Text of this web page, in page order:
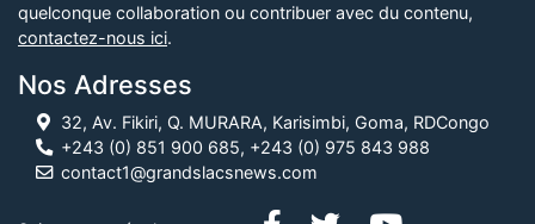
quelconque collaboration ou contribuer avec du contenu,
contactez-nous ici.
Nos Adresses
32, Av. Fikiri, Q. MURARA, Karisimbi, Goma, RDCongo
+243 (0) 851 900 685, +243 (0) 975 843 988
contact1@grandslacsnews.com